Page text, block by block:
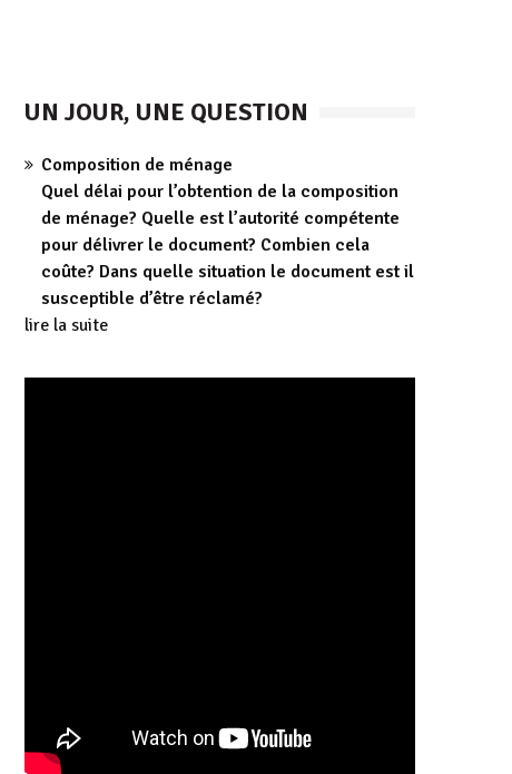
UN JOUR, UNE QUESTION
Composition de ménage
Quel délai pour l’obtention de la composition
de ménage? Quelle est l’autorité compétente
pour délivrer le document? Combien cela
coûte? Dans quelle situation le document est il
susceptible d’être réclamé?
lire la suite